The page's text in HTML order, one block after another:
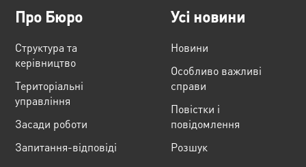
Про Бюро
Структура та
керівництво
Територіальні
управління
Засади роботи
Запитання-відповіді
Усі новини
Новини
Особливо важливі
справи
Повістки і
повідомлення
Розшук